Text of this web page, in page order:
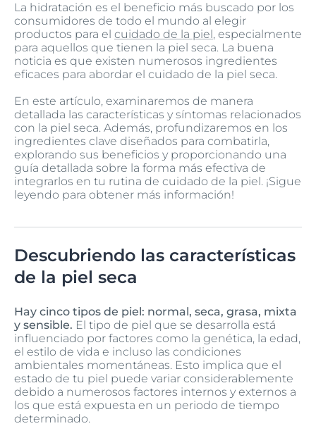
La hidratación es el beneficio más buscado por los
consumidores de todo el mundo al elegir
productos para el cuidado de la piel, especialmente
para aquellos que tienen la piel seca. La buena
noticia es que existen numerosos ingredientes
eficaces para abordar el cuidado de la piel seca.
En este artículo, examinaremos de manera
detallada las características y síntomas relacionados
con la piel seca. Además, profundizaremos en los
ingredientes clave diseñados para combatirla,
explorando sus beneficios y proporcionando una
guía detallada sobre la forma más efectiva de
integrarlos en tu rutina de cuidado de la piel. ¡Sigue
leyendo para obtener más información!
Descubriendo las características
de la piel seca
Hay cinco tipos de piel: normal, seca, grasa, mixta
y sensible. El tipo de piel que se desarrolla está
influenciado por factores como la genética, la edad,
el estilo de vida e incluso las condiciones
ambientales momentáneas. Esto implica que el
estado de tu piel puede variar considerablemente
debido a numerosos factores internos y externos a
los que está expuesta en un periodo de tiempo
determinado.